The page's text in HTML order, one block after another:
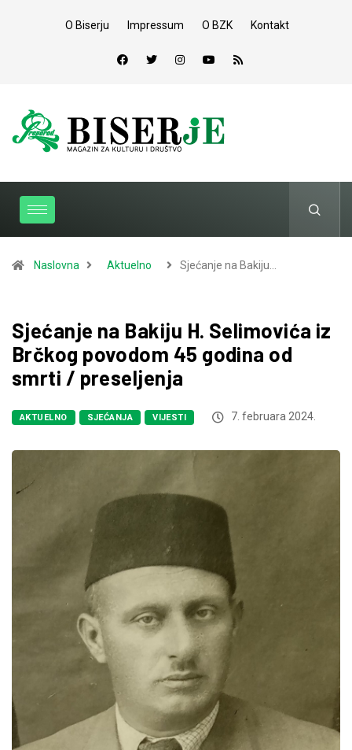
O Biserju Impressum O BZK Kontakt
Naslovna Aktuelno Sjećanje na Bakiju…
Sjećanje na Bakiju H. Selimovića iz
Brčkog povodom 45 godina od
smrti / preseljenja
AKTUELNO SJEĆANJA VIJESTI 7. februara 2024.